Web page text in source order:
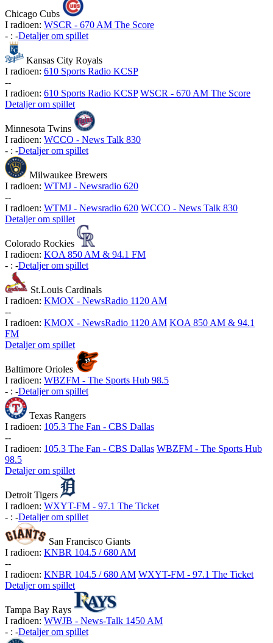
Chicago Cubs
I radioen: WSCR - 670 AM The Score
- : -Detaljer om spillet
Kansas City Royals
I radioen: 610 Sports Radio KCSP
--
I radioen: 610 Sports Radio KCSP WSCR - 670 AM The Score
Detaljer om spillet
Minnesota Twins
I radioen: WCCO - News Talk 830
- : -Detaljer om spillet
Milwaukee Brewers
I radioen: WTMJ - Newsradio 620
--
I radioen: WTMJ - Newsradio 620 WCCO - News Talk 830
Detaljer om spillet
Colorado Rockies
I radioen: KOA 850 AM & 94.1 FM
- : -Detaljer om spillet
St.Louis Cardinals
I radioen: KMOX - NewsRadio 1120 AM
--
I radioen: KMOX - NewsRadio 1120 AM KOA 850 AM & 94.1
FM
Detaljer om spillet
Baltimore Orioles
I radioen: WBZFM - The Sports Hub 98.5
- : -Detaljer om spillet
Texas Rangers
I radioen: 105.3 The Fan - CBS Dallas
--
I radioen: 105.3 The Fan - CBS Dallas WBZFM - The Sports Hub
98.5
Detaljer om spillet
Detroit Tigers
I radioen: WXYT-FM - 97.1 The Ticket
- : -Detaljer om spillet
San Francisco Giants
I radioen: KNBR 104.5 / 680 AM
--
I radioen: KNBR 104.5 / 680 AM WXYT-FM - 97.1 The Ticket
Detaljer om spillet
Tampa Bay Rays
I radioen: WWJB - News-Talk 1450 AM
- : -Detaljer om spillet